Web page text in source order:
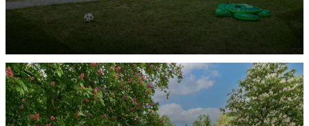
Mobilheim Jupiter
ENTDECKEN